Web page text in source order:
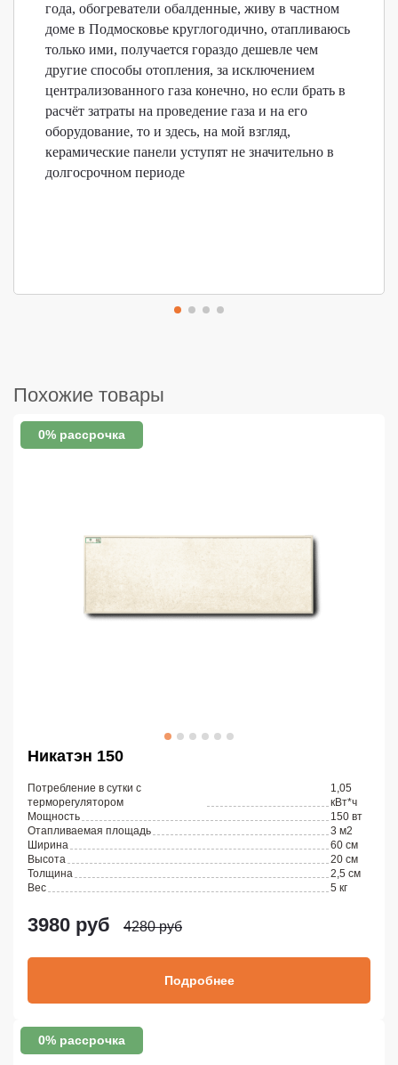
года, обогреватели обалденные, живу в частном
доме в Подмосковье круглогодично, отапливаюсь
только ими, получается гораздо дешевле чем
другие способы отопления, за исключением
централизованного газа конечно, но если брать в
расчёт затраты на проведение газа и на его
оборудование, то и здесь, на мой взгляд,
керамические панели уступят не значительно в
долгосрочном периоде
Похожие товары
0% рассрочка
Никатэн 150
Потребление в сутки с
терморегулятором
1,05
кВт*ч
Мощность
150 вт
Отапливаемая площадь
3 м2
Ширина
60 см
Высота
20 см
Толщина
2,5 см
Вес
5 кг
3980 руб 4280 руб
Подробнее
0% рассрочка